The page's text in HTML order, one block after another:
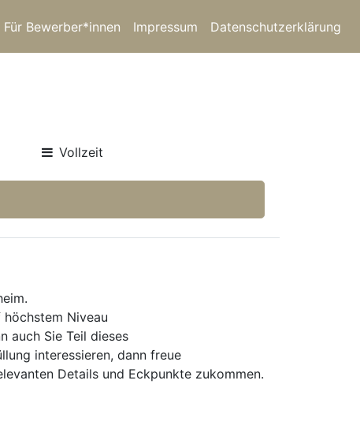
Für Bewerber*innen Impressum Datenschutzerklärung
Vollzeit
Niveau
auch Sie Teil dieses
interessieren, dann freue
Details und Eckpunkte zukommen.